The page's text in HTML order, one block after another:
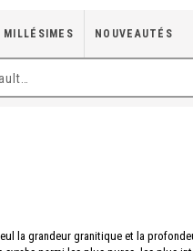
MILLÉSIMES NOUVEAUTÉS
la grandeur granitique et la